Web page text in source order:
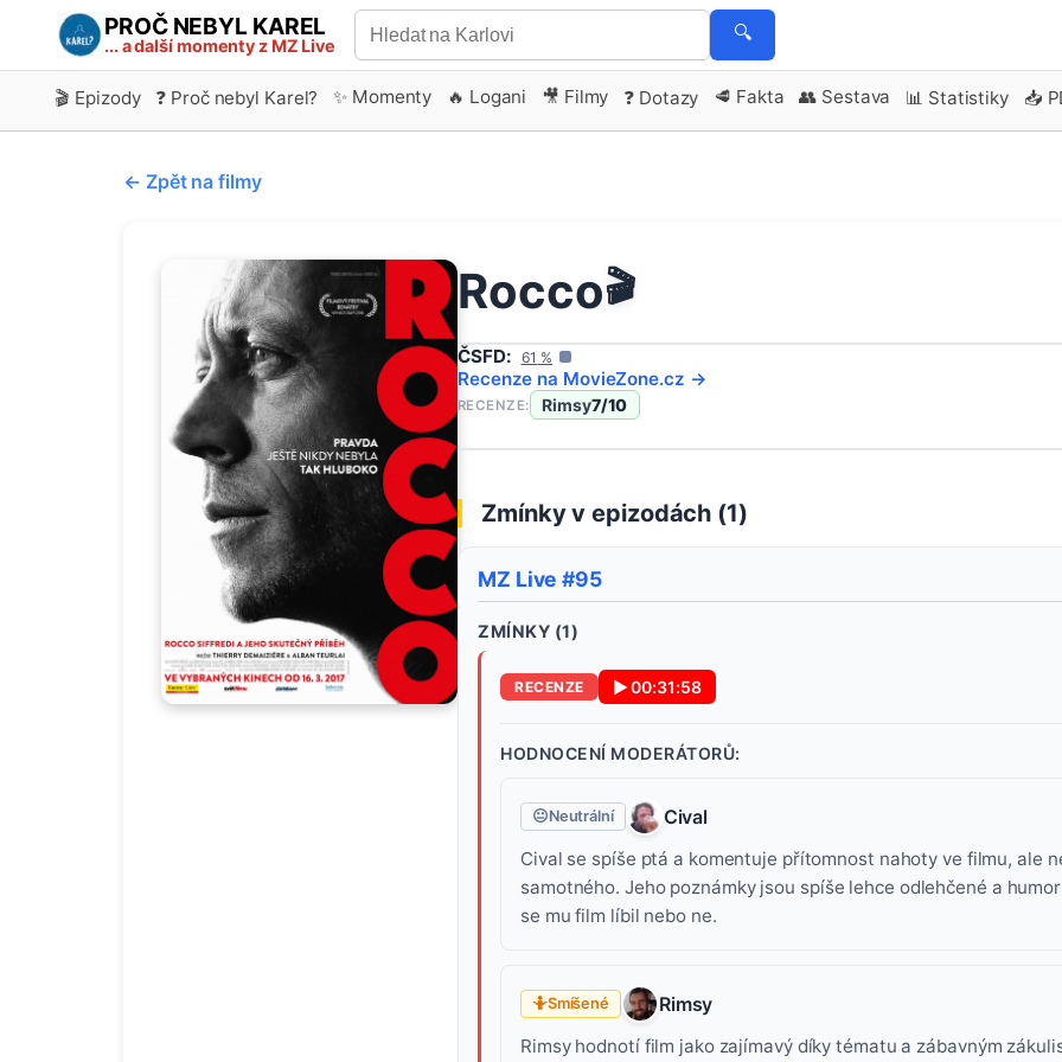
PROČ NEBYL KAREL
... a další momenty z MZ Live
🔍
🎬 Epizody ❓ Proč nebyl Karel? ✨ Momenty 🔥 Logani 🎥 Filmy ❓ Dotazy 🥩 Fakta 👥 Sestava 📊 Statistiky 📥
← Zpět na filmy
Rocco🎬
ČSFD: 61 %
Recenze na MovieZone.cz →
RECENZE: Rimsy7/10
Zmínky v epizodách (1)
MZ Live #95
ZMÍNKY (1)
RECENZE ▶00:31:58
HODNOCENÍ MODERÁTORŮ:
😐Neutrální Cival
Cival se spíše ptá a komentuje přítomnost nahoty ve filmu, ale
samotného. Jeho poznámky jsou spíše lehce odlehčené a
se mu film líbil nebo ne.
🤷Smíšené Rimsy
Rimsy hodnotí film jako zajímavý díky tématu a zábavným